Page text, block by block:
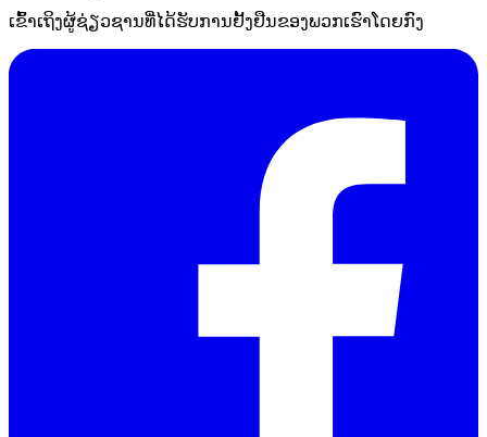
ເຂົ້າເຖິງຜູ້ຊ່ຽວຊານທີ່ໄດ້ຮັບການຢັ້ງຢືນຂອງພວກເຮົາໂດຍກົງ